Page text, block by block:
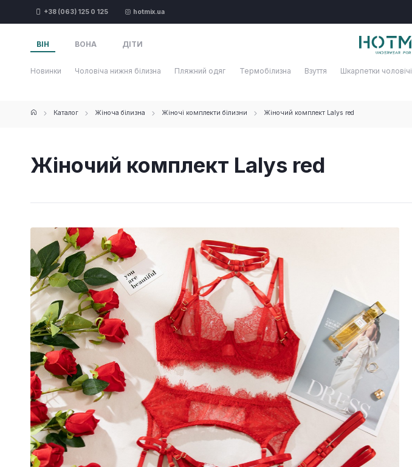
+38 (063) 125 0 125 hotmix.ua
ВІН ВОНА ДІТИ
Новинки Чоловіча нижня білизна Пляжний одяг Термобілизна Взуття Шкарпетки чоловічі
Каталог Жіноча білизна Жіночі комплекти білизни Жіночий комплект Lalys red
Жіночий комплект Lalys red